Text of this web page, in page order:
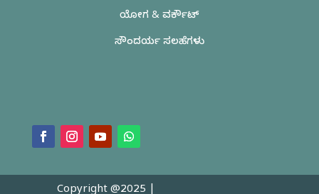
ಯೋಗ & ವರ್ಕೌಟ್
ಸೌಂದರ್ಯ ಸಲಹೆಗಳು
Copyright @2025 |